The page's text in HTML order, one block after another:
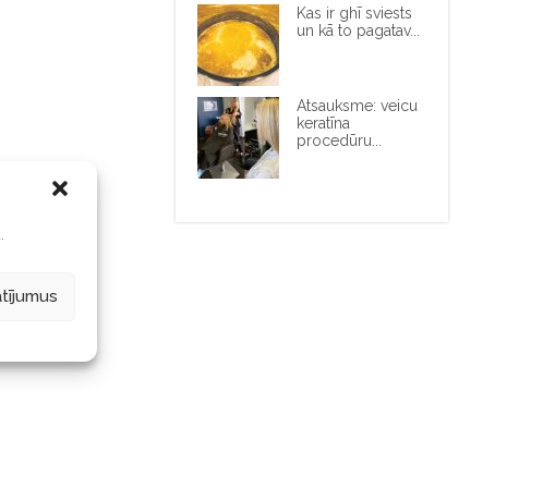
Kas ir ghī sviests
un kā to pagatav...
Atsauksme: veicu
keratīna
procedūru...